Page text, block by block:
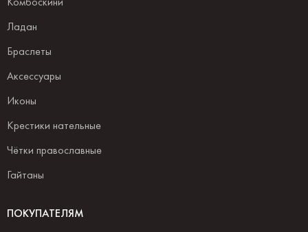
Ладан
Браслеты
Аксессуары
Иконы
Крестики нательные
Чётки православные
Гайтаны
ПОКУПАТЕЛЯМ